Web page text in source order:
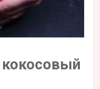
кокосовый